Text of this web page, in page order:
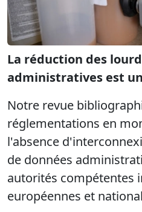
La réduction des
administratives est
Notre revue
réglementations en
l'absence
de données
autorités compétentes
européennes et